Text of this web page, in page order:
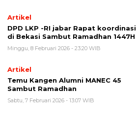
Artikel
DPD LKP -RI jabar Rapat koordinasi
di Bekasi Sambut Ramadhan 1447H
Minggu, 8 Februari 2026 - 23:20 WIB
Artikel
Temu Kangen Alumni MANEC 45
Sambut Ramadhan
Sabtu, 7 Februari 2026 - 13:07 WIB